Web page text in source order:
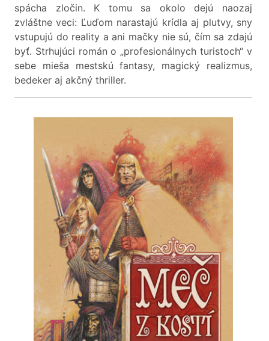
spácha zločin. K tomu sa okolo dejú naozaj
zvláštne veci: Ľuďom narastajú krídla aj plutvy, sny
vstupujú do reality a ani mačky nie sú, čím sa zdajú
byť. Strhujúci román o „profesionálnych turistoch“ v
sebe mieša mestskú fantasy, magický realizmus,
bedeker aj akčný thriller.